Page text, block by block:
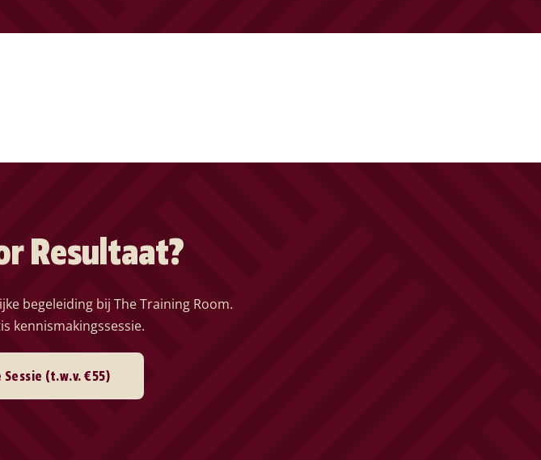
Resultaat?
begeleiding bij The Training Room.
kennismakingssessie.
(t.w.v. €55)